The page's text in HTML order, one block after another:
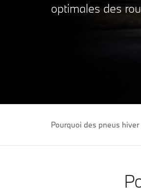
optimales des
Pourquoi des pneus hiver